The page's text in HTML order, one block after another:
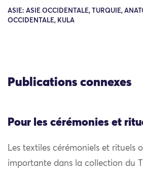
ASIE: ASIE OCCIDENTALE, TURQUIE,
OCCIDENTALE, KULA
Publications connexes
Pour les cérémonies et
Les textiles cérémoniels et rituels
importante dans la collection du